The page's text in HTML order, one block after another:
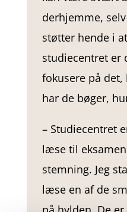
derhjemme,
støtter hende i
studiecentret er
fokusere på det,
har de bøger,
– Studiecentret
læse til
stemning. Jeg
læse en af de